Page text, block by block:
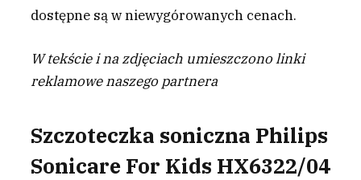
dostępne są w niewygórowanych cenach.
W tekście i na zdjęciach umieszczono linki
reklamowe naszego partnera
Szczoteczka soniczna Philips
Sonicare For Kids HX6322/04